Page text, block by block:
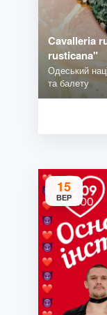
Cavalleria
rusticana"
Одеський
та балету
15
ВЕР